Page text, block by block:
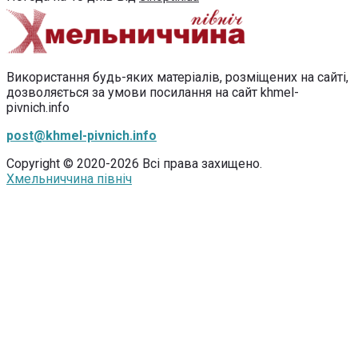
Використання будь-яких матеріалів, розміщених на сайті,
дозволяється за умови посилання на сайт khmel-
pivnich.info
post@khmel-pivnich.info
Copyright © 2020-2026 Всі права захищено.
Хмельниччина північ